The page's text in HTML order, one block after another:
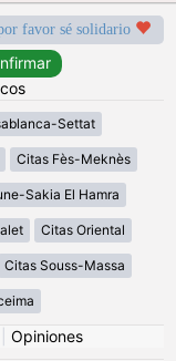
favor sé solidario
Settat
Citas Fès-Meknès
Sakia El Hamra
Citas Oriental
Citas Souss-Massa
Opiniones